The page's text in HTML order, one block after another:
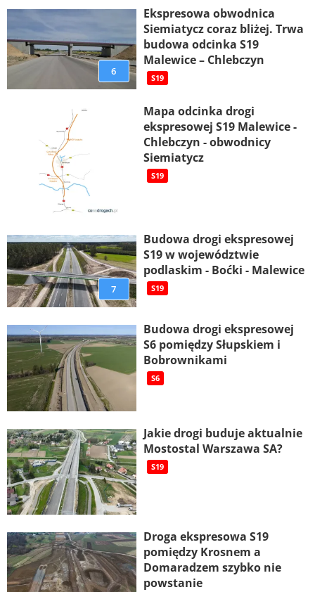
6
Ekspresowa obwodnica
Siemiatycz coraz bliżej. Trwa
budowa odcinka S19
Malewice – Chlebczyn
S19
Mapa odcinka drogi
ekspresowej S19 Malewice -
Chlebczyn - obwodnicy
Siemiatycz
S19
7
Budowa drogi ekspresowej
S19 w województwie
podlaskim - Boćki - Malewice
S19
Budowa drogi ekspresowej
S6 pomiędzy Słupskiem i
Bobrownikami
S6
Jakie drogi buduje aktualnie
Mostostal Warszawa SA?
S19
Droga ekspresowa S19
pomiędzy Krosnem a
Domaradzem szybko nie
powstanie